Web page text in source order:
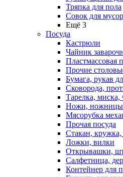
Тряпка для пола
Совок для
Ещё 3
Посуда
Кастрюли
Чайник
Пластмассовая
Прочие
Бумага, рукав
Сковорода,
Тарелка, миска,
Ножи, ножницы
Мясорубка
Прочая посуда
Стакан, кружка,
Ложки, вилки
Открывашки,
Салфетница,
Контейнер для